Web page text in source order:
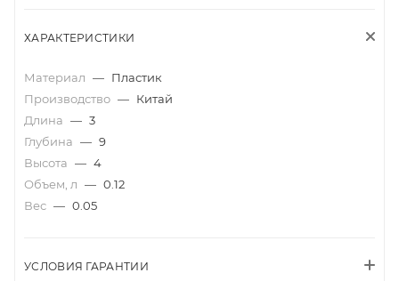
ХАРАКТЕРИСТИКИ
Материал — Пластик
Производство — Китай
Длина — 3
Глубина — 9
Высота — 4
Объем, л — 0.12
Вес — 0.05
УСЛОВИЯ ГАРАНТИИ